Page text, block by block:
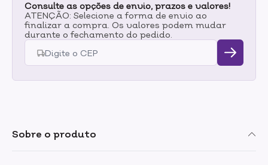
alergias, seu pincel proporciona aplicação perfeita e
alta cobertura. Além disso, todos os produtos Risqué
são aprovados pelo programa Leaping Bunny da
Cruelty Free International, padrão ouro globalmente
reconhecido para produtos livre de crueldade animal.
Inspire-se, contagie e impacte.
Consulte as opções de envio, prazos e valores!
ATENÇÃO: Selecione a forma de envio ao
finalizar a compra. Os valores podem mudar
durante o fechamento do pedido.
Sobre o produto